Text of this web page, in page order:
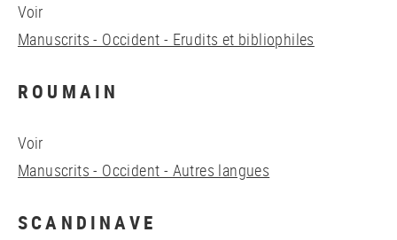
Voir
Manuscrits - Occident - Erudits et bibliophiles
ROUMAIN
Voir
Manuscrits - Occident - Autres langues
SCANDINAVE